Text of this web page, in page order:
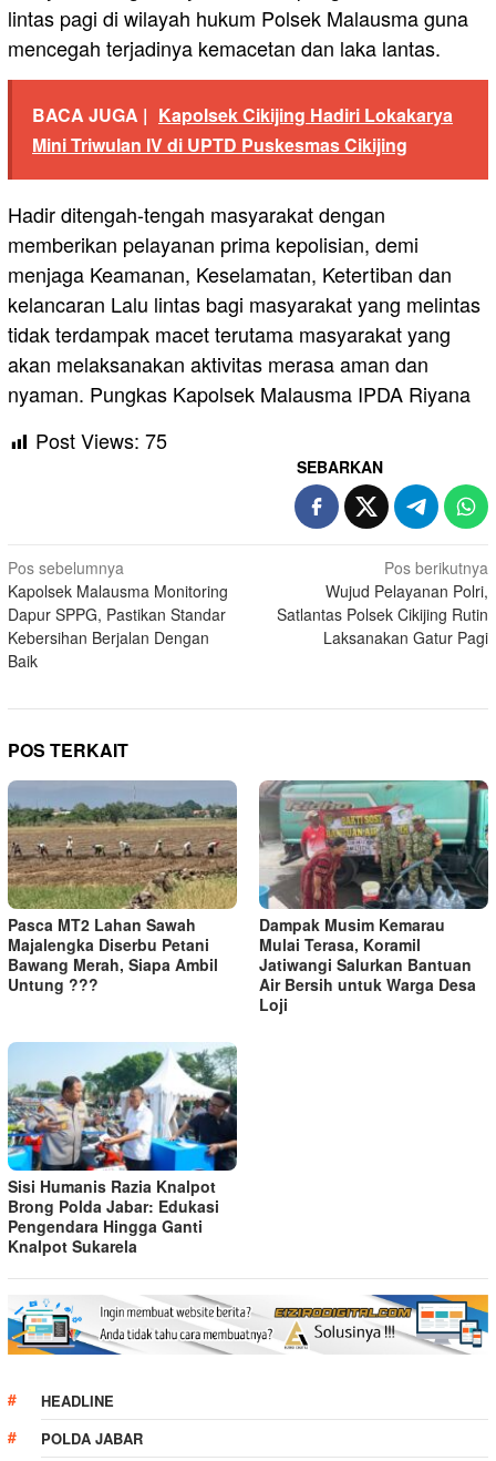
lintas pagi di wilayah hukum Polsek Malausma guna
mencegah terjadinya kemacetan dan laka lantas.
BACA JUGA | Kapolsek Cikijing Hadiri Lokakarya
Mini Triwulan IV di UPTD Puskesmas Cikijing
Hadir ditengah-tengah masyarakat dengan
memberikan pelayanan prima kepolisian, demi
menjaga Keamanan, Keselamatan, Ketertiban dan
kelancaran Lalu lintas bagi masyarakat yang melintas
tidak terdampak macet terutama masyarakat yang
akan melaksanakan aktivitas merasa aman dan
nyaman. Pungkas Kapolsek Malausma IPDA Riyana
Post Views: 75
SEBARKAN
Navigasi
pos
Pos sebelumnya
Kapolsek Malausma Monitoring
Dapur SPPG, Pastikan Standar
Kebersihan Berjalan Dengan
Baik
Pos berikutnya
Wujud Pelayanan Polri,
Satlantas Polsek Cikijing Rutin
Laksanakan Gatur Pagi
POS TERKAIT
Pasca MT2 Lahan Sawah
Majalengka Diserbu Petani
Bawang Merah, Siapa Ambil
Untung ???
Dampak Musim Kemarau
Mulai Terasa, Koramil
Jatiwangi Salurkan Bantuan
Air Bersih untuk Warga Desa
Loji
Sisi Humanis Razia Knalpot
Brong Polda Jabar: Edukasi
Pengendara Hingga Ganti
Knalpot Sukarela
HEADLINE
POLDA JABAR